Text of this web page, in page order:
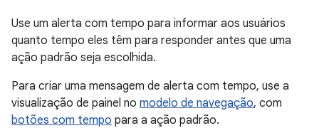
Use um alerta com tempo para informar aos usuários
quanto tempo eles têm para responder antes que uma
ação padrão seja escolhida.
Para criar uma mensagem de alerta com tempo, use a
visualização de painel no modelo de navegação, com
botões com tempo para a ação padrão.